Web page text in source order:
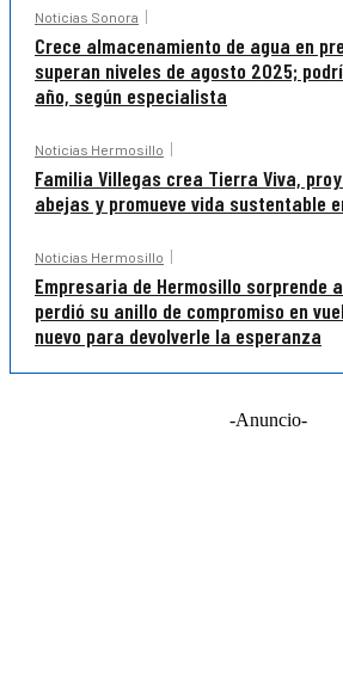
Noticias Sonora
Crece almacenamiento de agua en
superan niveles de agosto 2025;
año, según especialista
Noticias Hermosillo
Familia Villegas crea Tierra Viva,
abejas y promueve vida sustentable
Noticias Hermosillo
Empresaria de Hermosillo sorprende
perdió su anillo de compromiso en
nuevo para devolverle la esperanza
-Anuncio-